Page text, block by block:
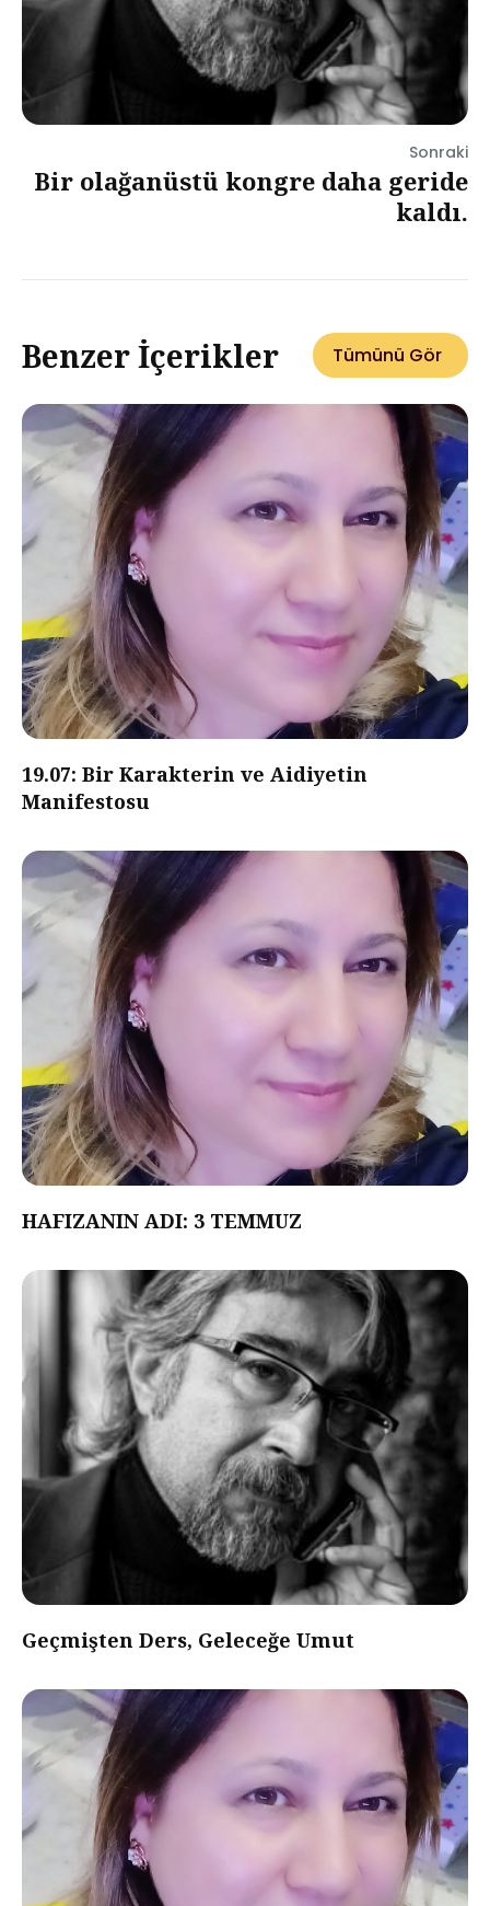
Sonraki
Bir olağanüstü kongre daha geride
kaldı.
Benzer İçerikler Tümünü Gör
19.07: Bir Karakterin ve Aidiyetin
Manifestosu
HAFIZANIN ADI: 3 TEMMUZ
Geçmişten Ders, Geleceğe Umut